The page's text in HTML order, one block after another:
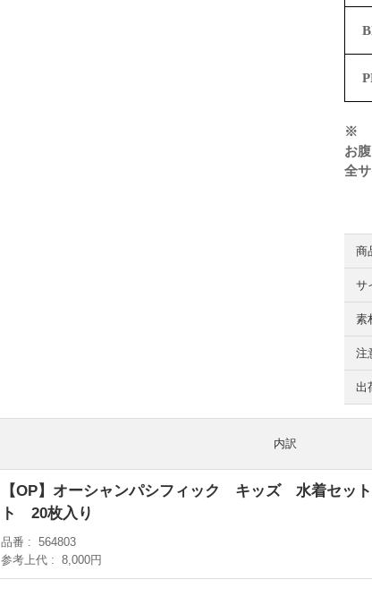
※
お
全
商
サ
素
注
出
内訳
【OP】オーシャンパシフィック キッズ 水着セッ
ト 20枚入り
品番
564803
参考上代
8,000円